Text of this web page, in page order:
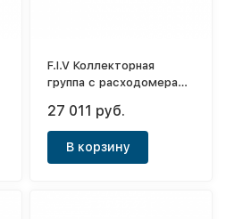
F.I.V Коллекторная
группа с расходомерами
27 011 руб.
В корзину